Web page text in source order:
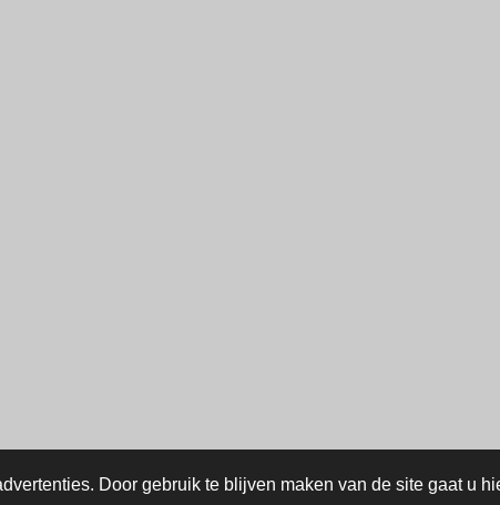
Door gebruik te blijven maken van de site gaat u